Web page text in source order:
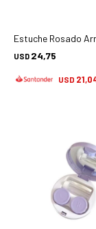
Estuche Rosado
USD 24,75
USD